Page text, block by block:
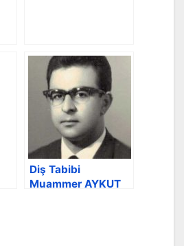
Diş Tabibi
Muammer AYKUT